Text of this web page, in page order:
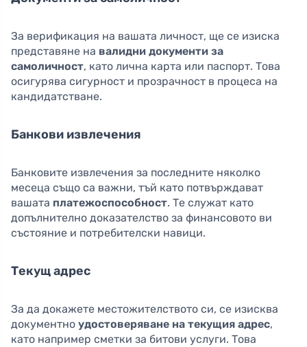
За верификация на вашата личност, ще се изиска
представяне на валидни документи за
самоличност, като лична карта или паспорт. Това
осигурява сигурност и прозрачност в процеса на
кандидатстване.
Банкови извлечения
Банковите извлечения за последните няколко
месеца също са важни, тъй като потвърждават
вашата платежоспособност. Те служат като
допълнително доказателство за финансовото ви
състояние и потребителски навици.
Текущ адрес
За да докажете местожителството си, се изисква
документно удостоверяване на текущия адрес,
като например сметки за битови услуги. Това